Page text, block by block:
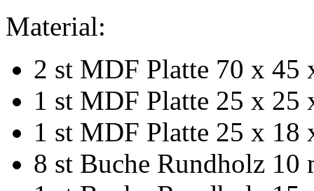
Material:
2 st MDF Platte 70 x 45
1 st MDF Platte 25 x 25
1 st MDF Platte 25 x 18
8 st Buche Rundholz